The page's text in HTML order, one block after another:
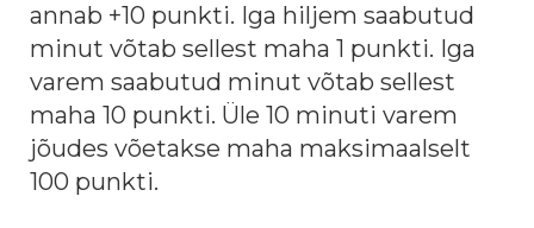
annab +10 punkti. Iga hiljem saabutud
minut võtab sellest maha 1 punkti. Iga
varem saabutud minut võtab sellest
maha 10 punkti. Üle 10 minuti varem
jõudes võetakse maha maksimaalselt
100 punkti.